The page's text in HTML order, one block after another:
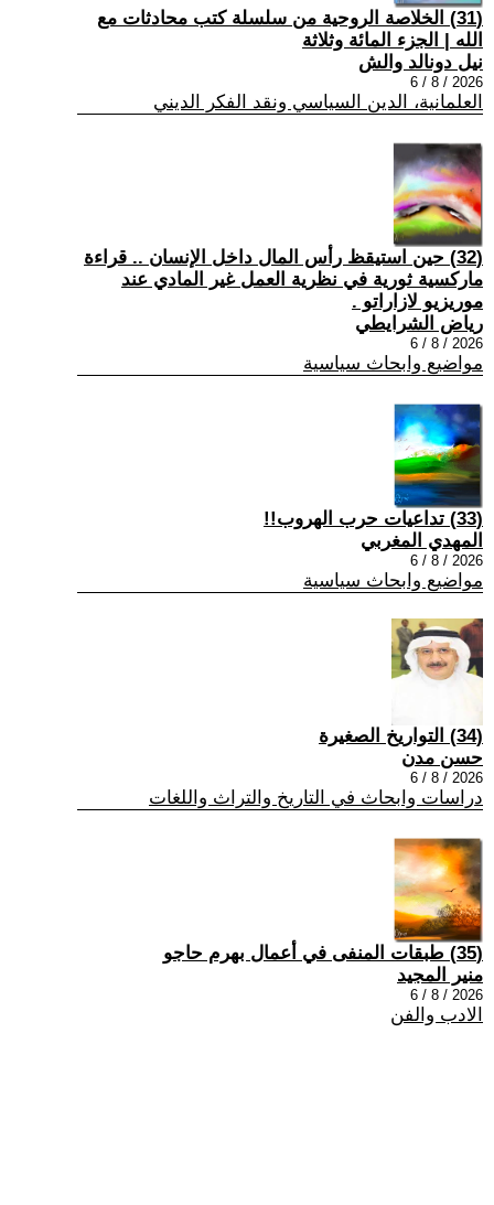
(31) الخلاصة الروحية من سلسلة كتب محادثات مع
الله | الجزء المائة وثلاثة
نيل دونالد والش
2026 / 8 / 6
العلمانية، الدين السياسي ونقد الفكر الديني
(32) حين استيقظ رأس المال داخل الإنسان .. قراءة
ماركسية ثورية في نظرية العمل غير المادي عند
موريزيو لازاراتو .
رياض الشرايطي
2026 / 8 / 6
مواضيع وابحاث سياسية
(33) تداعيات حرب الهروب!!
المهدي المغربي
2026 / 8 / 6
مواضيع وابحاث سياسية
(34) التواريخ الصغيرة
حسن مدن
2026 / 8 / 6
دراسات وابحاث في التاريخ والتراث واللغات
(35) طبقات المنفى في أعمال بهرم حاجو
منير المجيد
2026 / 8 / 6
الادب والفن